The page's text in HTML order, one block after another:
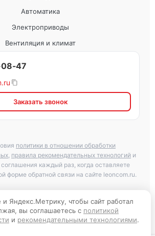
Автоматика
Электроприводы
Вентиляция и климат
47
Заказать звонок
политики в отношении обработки
, правила рекомендательных технологий и
соглашения каждый раз, когда оставляете
форме обратной связи на сайте leoncom.ru.
Яндекс.Метрику, чтобы сайт работал
вы соглашаетесь с политикой
и рекомендательными технологиями.
Карта каталога